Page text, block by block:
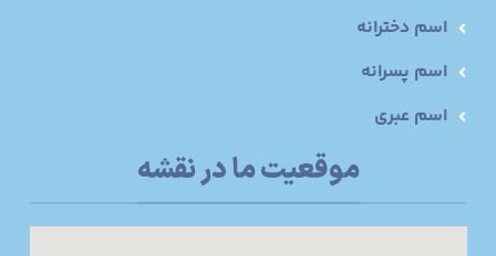
اسم دخترانه
اسم پسرانه
اسم عبری
موقعیت ما در نقشه